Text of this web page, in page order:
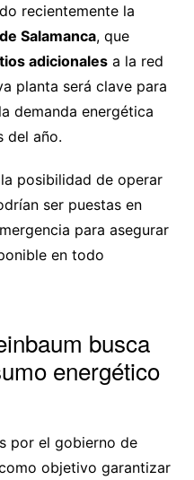
recientemente la
Salamanca, que
adicionalesa la red
planta será clave para
demanda energética
del año.
posibilidad de operar
ser puestas en
para asegurar
en todo
busca
energético
por el gobierno de
objetivo garantizar